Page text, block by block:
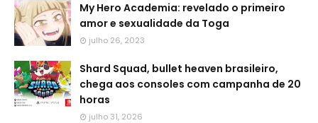
My Hero Academia: revelado o primeiro
amor e sexualidade da Toga
julho 26, 2023
Shard Squad, bullet heaven brasileiro,
chega aos consoles com campanha de 20
horas
julho 31, 2026